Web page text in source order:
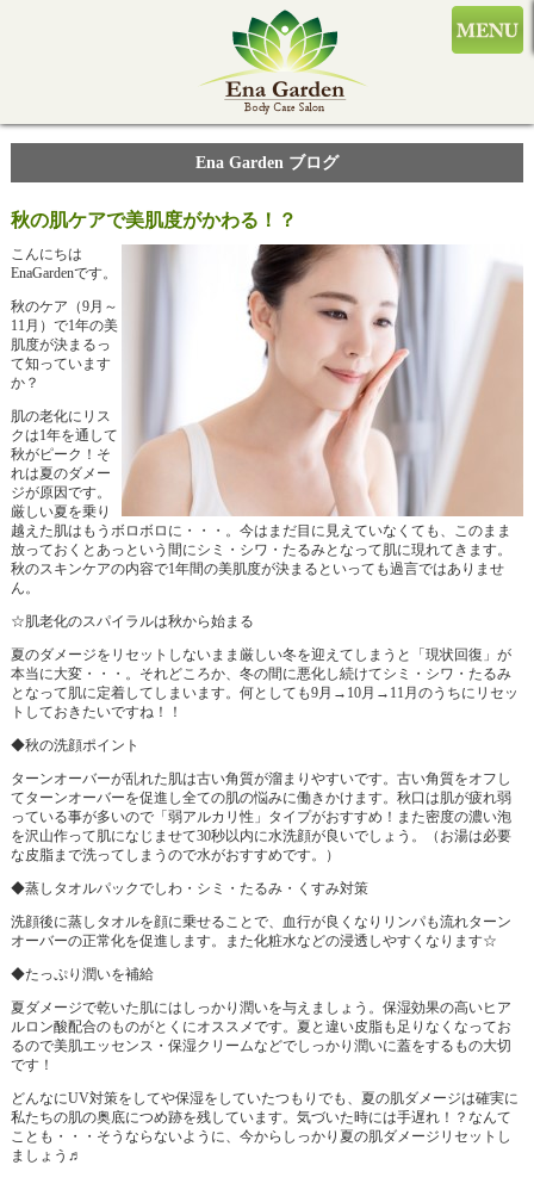
Ena Garden ブログ
秋の肌ケアで美肌度がかわる！？
こんにちは
EnaGardenです。
秋のケア（9月～
11月）で1年の美
肌度が決まるっ
て知っています
か？
肌の老化にリス
クは1年を通して
秋がピーク！そ
れは夏のダメー
ジが原因です。
厳しい夏を乗り
越えた肌はもうボロボロに・・・。今はまだ目に見えていなくても、このまま
放っておくとあっという間にシミ・シワ・たるみとなって肌に現れてきます。
秋のスキンケアの内容で1年間の美肌度が決まるといっても過言ではありませ
ん。
☆肌老化のスパイラルは秋から始まる
夏のダメージをリセットしないまま厳しい冬を迎えてしまうと「現状回復」が
本当に大変・・・。それどころか、冬の間に悪化し続けてシミ・シワ・たるみ
となって肌に定着してしまいます。何としても9月→10月→11月のうちにリセッ
トしておきたいですね！！
◆秋の洗顔ポイント
ターンオーバーが乱れた肌は古い角質が溜まりやすいです。古い角質をオフし
てターンオーバーを促進し全ての肌の悩みに働きかけます。秋口は肌が疲れ弱
っている事が多いので「弱アルカリ性」タイプがおすすめ！また密度の濃い泡
を沢山作って肌になじませて30秒以内に水洗顔が良いでしょう。（お湯は必要
な皮脂まで洗ってしまうので水がおすすめです。）
◆蒸しタオルパックでしわ・シミ・たるみ・くすみ対策
洗顔後に蒸しタオルを顔に乗せることで、血行が良くなりリンパも流れターン
オーバーの正常化を促進します。また化粧水などの浸透しやすくなります☆
◆たっぷり潤いを補給
夏ダメージで乾いた肌にはしっかり潤いを与えましょう。保湿効果の高いヒア
ルロン酸配合のものがとくにオススメです。夏と違い皮脂も足りなくなってお
るので美肌エッセンス・保湿クリームなどでしっかり潤いに蓋をするもの大切
です！
どんなにUV対策をしてや保湿をしていたつもりでも、夏の肌ダメージは確実に
私たちの肌の奥底につめ跡を残しています。気づいた時には手遅れ！？なんて
ことも・・・そうならないように、今からしっかり夏の肌ダメージリセットし
ましょう♬